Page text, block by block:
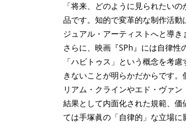
「将来、どのように見られたい
品です。知的で変革的な制作活
ジュアル・アーティストへと導き
さらに、映画『SPh』には自律
「ハビトゥス」という概念を考
きないことが明らかだからです
リアム・クラインやエド・ヴァ
結果として内面化された規範、
ては手塚眞の「自律的」な立場に